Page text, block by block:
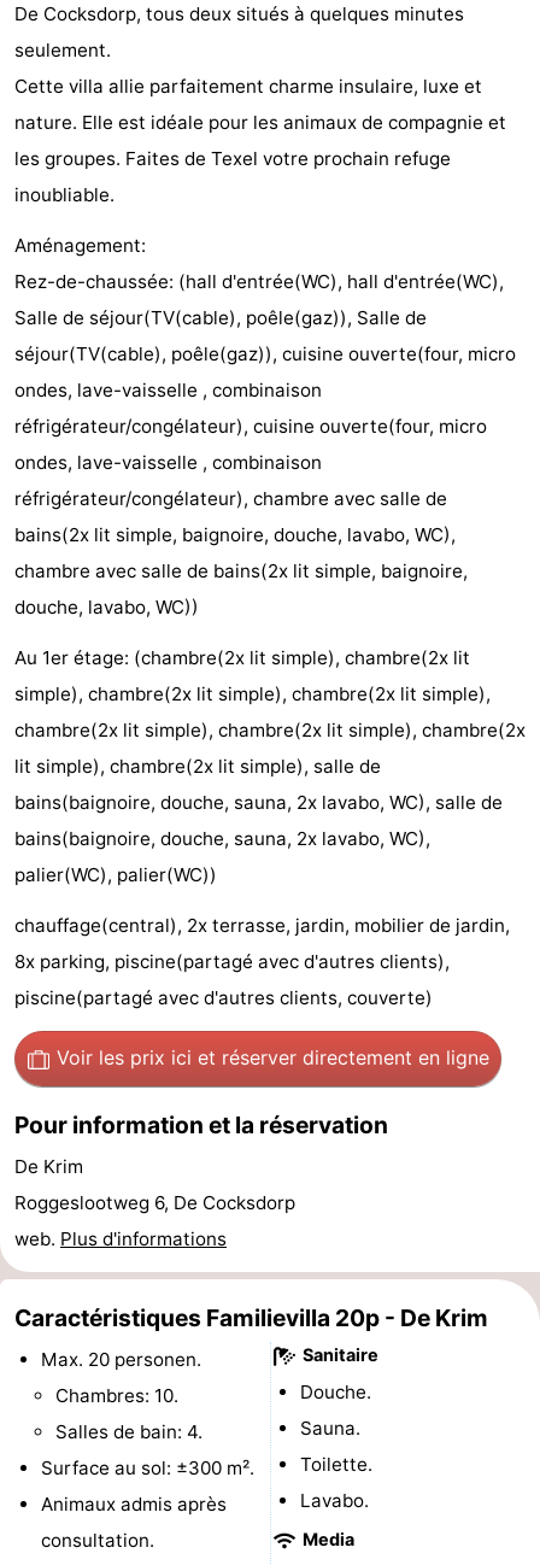
Texel
Kustpark
-
Strandhuys
-
Villapark
Residentie
Texel
-
Villapark
Vogelmient
Hôtels
Last
minutes
Plages
Voir
faire
Lieux
d'intérêt
-
Monuments
-
Églises
-
Moulins
-
Points
vue
Attractions
Croisières
-
Fermes
-
Terrains
de
jeux
-
Parcours
de
mini-
golf
Nature
Visites
guidées
Sports
-
Piscines
-
Faire
du
vélo
Randonnée
Équitation
-
Surfen
De Cocksdorp, tous deux situés à quelques minutes
seulement.
Cette villa allie parfaitement charme insulaire, luxe et
nature. Elle est idéale pour les animaux de compagnie et
les groupes. Faites de Texel votre prochain refuge
inoubliable.
Aménagement:
Rez-de-chaussée: (hall d'entrée(WC), hall d'entrée(WC),
Salle de séjour(TV(cable), poêle(gaz)), Salle de
séjour(TV(cable), poêle(gaz)), cuisine ouverte(four, micro
ondes, lave-vaisselle , combinaison
réfrigérateur/congélateur), cuisine ouverte(four, micro
ondes, lave-vaisselle , combinaison
réfrigérateur/congélateur), chambre avec salle de
bains(2x lit simple, baignoire, douche, lavabo, WC),
chambre avec salle de bains(2x lit simple, baignoire,
douche, lavabo, WC))
Au 1er étage: (chambre(2x lit simple), chambre(2x lit
simple), chambre(2x lit simple), chambre(2x lit simple),
chambre(2x lit simple), chambre(2x lit simple), chambre(2x
lit simple), chambre(2x lit simple), salle de
bains(baignoire, douche, sauna, 2x lavabo, WC), salle de
bains(baignoire, douche, sauna, 2x lavabo, WC),
palier(WC), palier(WC))
chauffage(central), 2x terrasse, jardin, mobilier de jardin,
8x parking, piscine(partagé avec d'autres clients),
piscine(partagé avec d'autres clients, couverte)
Voir les prix ici et réserver directement en ligne
Pour information et la réservation
De Krim
Roggeslootweg 6, De Cocksdorp
web. Plus d'informations
Caractéristiques Familievilla 20p - De Krim
Max. 20 personen.
Chambres: 10.
Salles de bain: 4.
Surface au sol: ±300 m².
Animaux admis après
consultation.
Sanitaire
Douche.
Sauna.
Toilette.
Lavabo.
Media